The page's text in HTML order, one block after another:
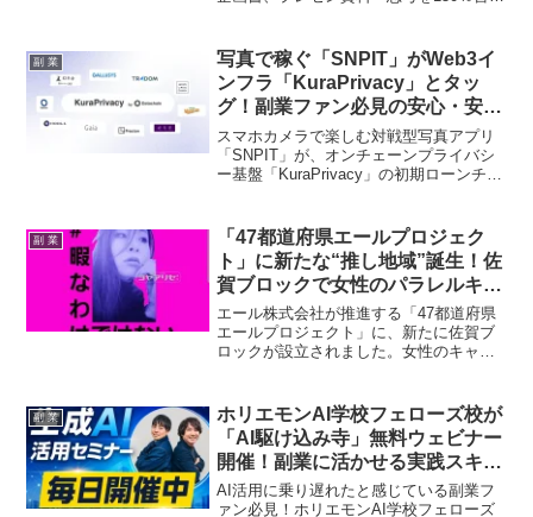
限られた時間で最大限のクリエイティブ
な成果を出すための秘訣が詰まった一冊
です。
副 業
写真で稼ぐ「SNPIT」がWeb3イ
ンフラ「KuraPrivacy」とタッ
グ！副業ファン必見の安心・安全
なGameFi新時代へ
スマホカメラで楽しむ対戦型写真アプリ
「SNPIT」が、オンチェーンプライバシ
ー基盤「KuraPrivacy」の初期ローンチパ
ー保護と規制対応を両立させ、GameFiの
新たな可能性を広げることが期待されま
す。副業としてGameFiに注目するファン
にとって、より安全で信頼性の高いエコ
システムの構築が進む、見逃せない動き
です！
副 業
「47都道府県エールプロジェク
ト」に新たな“推し地域”誕生！佐
賀ブロックで女性のパラレルキャ
リアが花開く！
エール株式会社が推進する「47都道府県
エールプロジェクト」に、新たに佐賀ブ
ロックが設立されました。女性のキャリ
ファンにとって見逃せない「推し活」の
舞台となるでしょう。
副 業
ホリエモンAI学校フェローズ校が
「AI駆け込み寺」無料ウェビナー
開催！副業に活かせる実践スキル
をGETするチャンス！
AI活用に乗り遅れたと感じている副業フ
ァン必見！ホリエモンAI学校フェローズ